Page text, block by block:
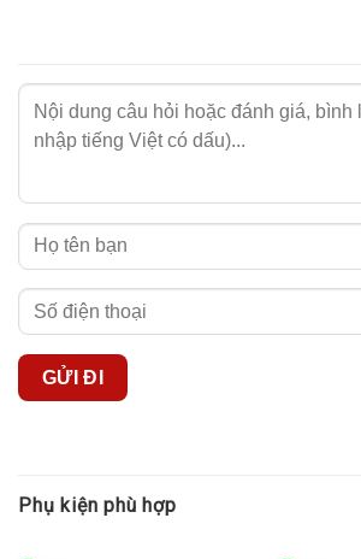
Phụ kiện phù hợp